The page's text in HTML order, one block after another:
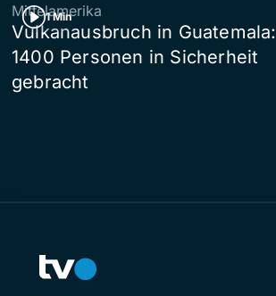
1 Min
Mittelamerika
Vulkanausbruch in Guatemala:
1400 Personen in Sicherheit
gebracht